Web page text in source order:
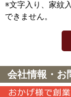
※文字入り、家紋
できません。
会社情報・お